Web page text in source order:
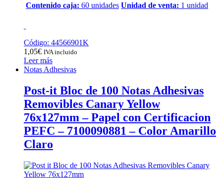
Contenido caja: 60 unidades Unidad de venta: 1 unidad
Código: 44566901K
1,05€ IVA incluido
Leer más
Notas Adhesivas
Post-it Bloc de 100 Notas Adhesivas
Removibles Canary Yellow
76x127mm – Papel con Certificacion
PEFC – 7100090881 – Color Amarillo
Claro